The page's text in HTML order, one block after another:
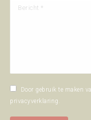
Bericht *
Door gebruik te maken
privacyverklaring .